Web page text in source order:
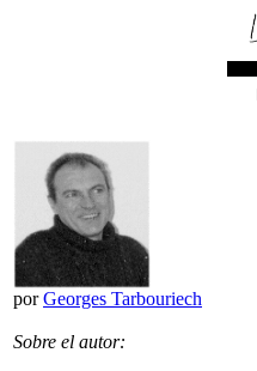
porGeorges Tarbouriech
Sobre el autor: